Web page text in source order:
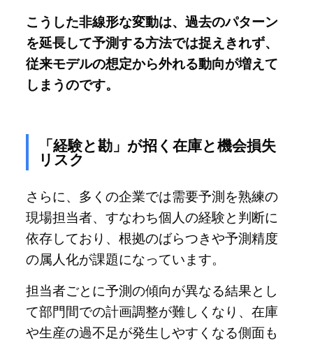
こうした非線形な変動は、過去のパターン
を延長して予測する方法では捉えきれず、
従来モデルの想定から外れる動向が増えて
しまうのです。
「経験と勘」が招く在庫と機会損失
リスク
さらに、多くの企業では需要予測を熟練の
現場担当者、すなわち個人の経験と判断に
依存しており、根拠のばらつきや予測精度
の属人化が課題になっています。
担当者ごとに予測の傾向が異なる結果とし
て部門間での計画調整が難しくなり、在庫
や生産の過不足が発生しやすくなる側面も